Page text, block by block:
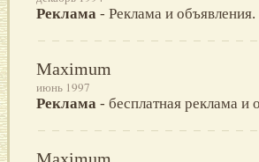
Реклама - Реклама и объявления.
Maximum
июнь 1997
Реклама - бесплатная реклама и